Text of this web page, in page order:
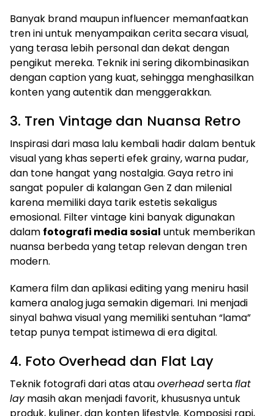
Banyak brand maupun influencer memanfaatkan
tren ini untuk menyampaikan cerita secara visual,
yang terasa lebih personal dan dekat dengan
pengikut mereka. Teknik ini sering dikombinasikan
dengan caption yang kuat, sehingga menghasilkan
konten yang autentik dan menggerakkan.
3. Tren Vintage dan Nuansa Retro
Inspirasi dari masa lalu kembali hadir dalam bentuk
visual yang khas seperti efek grainy, warna pudar,
dan tone hangat yang nostalgia. Gaya retro ini
sangat populer di kalangan Gen Z dan milenial
karena memiliki daya tarik estetis sekaligus
emosional. Filter vintage kini banyak digunakan
dalam fotografi media sosial untuk memberikan
nuansa berbeda yang tetap relevan dengan tren
modern.
Kamera film dan aplikasi editing yang meniru hasil
kamera analog juga semakin digemari. Ini menjadi
sinyal bahwa visual yang memiliki sentuhan “lama”
tetap punya tempat istimewa di era digital.
4. Foto Overhead dan Flat Lay
Teknik fotografi dari atas atauoverheadsertaflat
laymasih akan menjadi favorit, khususnya untuk